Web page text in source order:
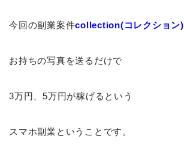
今回の副業案件collection(コレクション)
お持ちの写真を送るだけで
3万円、5万円が稼げるという
スマホ副業ということです。